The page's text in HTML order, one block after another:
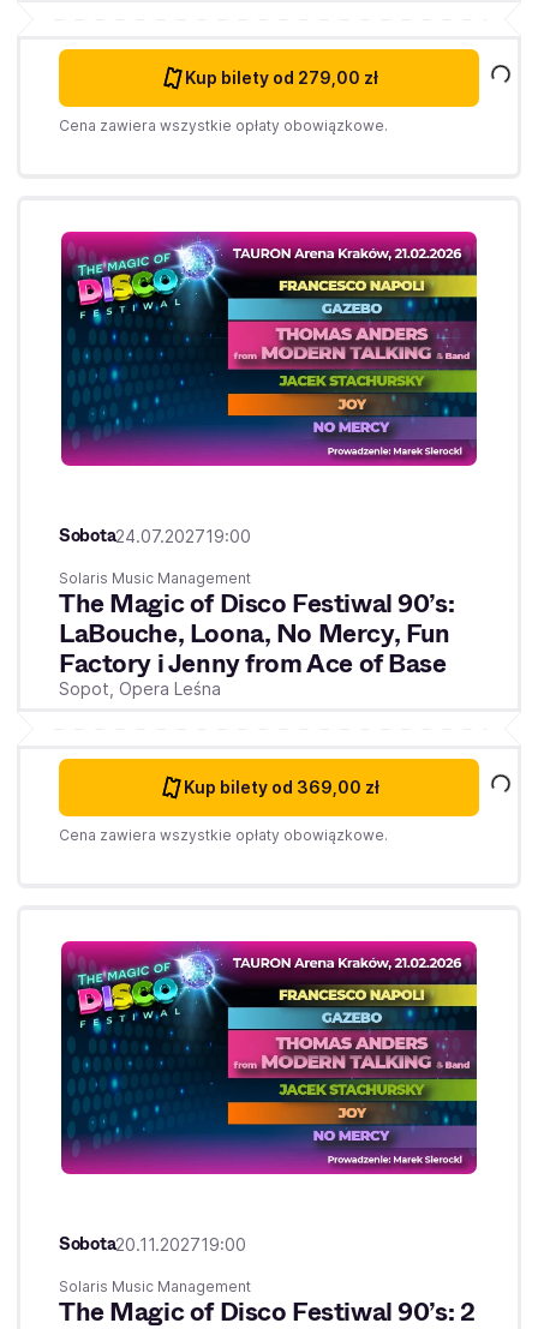
Kup bilety od 279,00 zł
Cena zawiera wszystkie opłaty obowiązkowe.
Sobota24.07.202719:00
Solaris Music Management
The Magic of Disco Festiwal 90’s:
LaBouche, Loona, No Mercy, Fun
Factory i Jenny from Ace of Base
Sopot, Opera Leśna
Kup bilety od 369,00 zł
Cena zawiera wszystkie opłaty obowiązkowe.
Sobota20.11.202719:00
Solaris Music Management
The Magic of Disco Festiwal 90’s: 2